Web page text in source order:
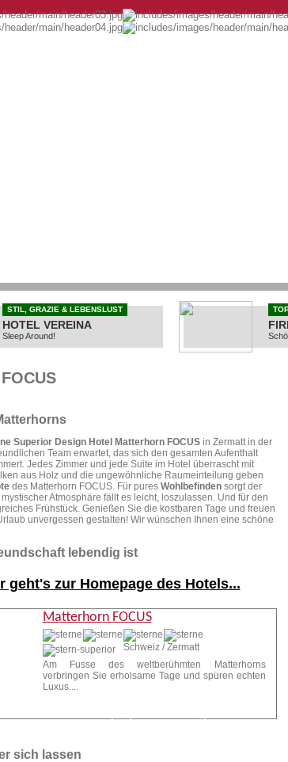
STIL, GRAZIE & LEBENSLUST
HOTEL VEREINA
Sleep Around!
Superior Design Hotel Matterhorn FOCUSin Zermatt in der
Team erwartet, das sich den gesamten Aufenthalt
Jedes Zimmer und jede Suite im Hotel überrascht mit
aus Holz und die ungewöhnliche Raumeinteilung geben
des Matterhorn FOCUS. Für pures Wohlbefindensorgt der
Atmosphäre fällt es leicht, loszulassen. Und für den
Frühstück. Genießen Sie die kostbaren Tage und freuen
unvergessen gestalten! Wir wünschen Ihnen eine schöne
lebendig ist
geht's zur Homepage des Hotels...
Matterhorn FOCUS
Schweiz / Zermatt
Am Fusse des weltberühmten Matterhorns
verbringen Sie erholsame Tage und spüren echten
Luxus....
sich lassen